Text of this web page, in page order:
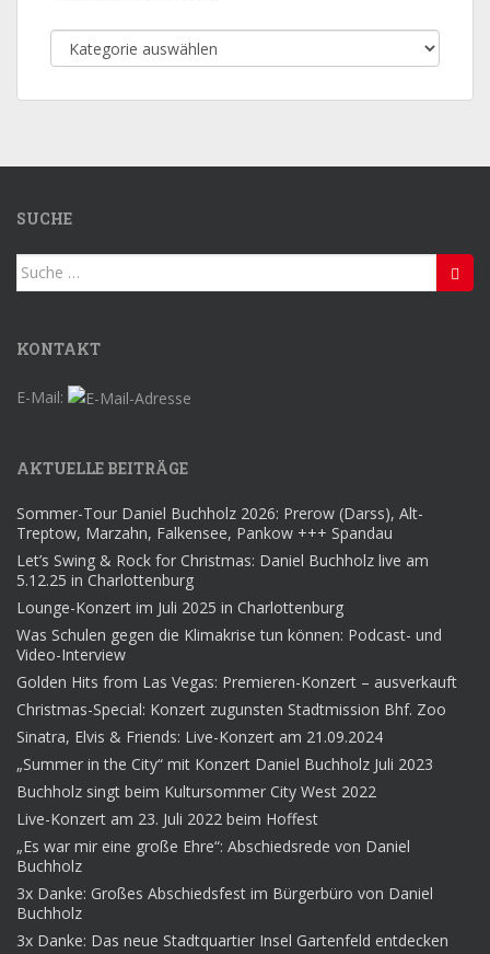
Themen-
Auswahl
SUCHE
Suche
nach:
KONTAKT
E-Mail:
AKTUELLE BEITRÄGE
Sommer-Tour Daniel Buchholz 2026: Prerow (Darss), Alt-
Treptow, Marzahn, Falkensee, Pankow +++ Spandau
Let’s Swing & Rock for Christmas: Daniel Buchholz live am
5.12.25 in Charlottenburg
Lounge-Konzert im Juli 2025 in Charlottenburg
Was Schulen gegen die Klimakrise tun können: Podcast- und
Video-Interview
Golden Hits from Las Vegas: Premieren-Konzert – ausverkauft
Christmas-Special: Konzert zugunsten Stadtmission Bhf. Zoo
Sinatra, Elvis & Friends: Live-Konzert am 21.09.2024
„Summer in the City“ mit Konzert Daniel Buchholz Juli 2023
Buchholz singt beim Kultursommer City West 2022
Live-Konzert am 23. Juli 2022 beim Hoffest
„Es war mir eine große Ehre“: Abschiedsrede von Daniel
Buchholz
3x Danke: Großes Abschiedsfest im Bürgerbüro von Daniel
Buchholz
3x Danke: Das neue Stadtquartier Insel Gartenfeld entdecken